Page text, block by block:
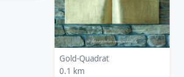
Gold-Quadrat
0.1 km